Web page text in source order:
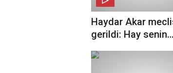
Haydar Akar
gerildi: Hay senin…